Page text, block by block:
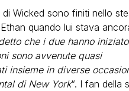
Wicked sono finiti nello
quando lui stava
che i due hanno
sono avvenute quasi
insieme in diverse
di New York“. I fan della